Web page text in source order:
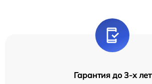
Гарантия до 3-х лет